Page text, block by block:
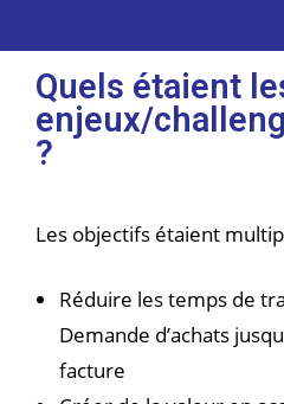
Quels étaient
enjeux/
?
Les objectifs étaient
Réduire les temps de
Demande d’achats
facture